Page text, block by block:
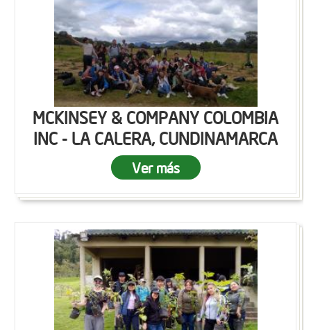
MCKINSEY & COMPANY COLOMBIA
INC - LA CALERA, CUNDINAMARCA
Ver más